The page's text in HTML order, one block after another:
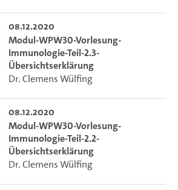
08.12.2020
Modul-WPW30-Vorlesung-
Immunologie-Teil-2.3-
Übersichtserklärung
Dr. Clemens Wülfing
08.12.2020
Modul-WPW30-Vorlesung-
Immunologie-Teil-2.2-
Übersichtserklärung
Dr. Clemens Wülfing